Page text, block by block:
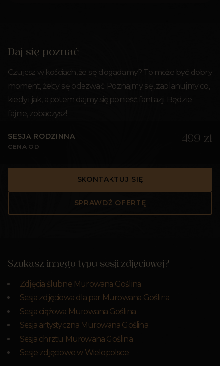
Daj się poznać
Czujesz w kościach, że się dogadamy? To może być dobry
moment, żeby się odezwać. Poznajmy się, zaplanujmy co,
kiedy i jak, a potem dajmy się ponieść fantazji. Będzie
fajnie, zobaczysz!
SESJA RODZINNA
CENA OD
499 zł
SKONTAKTUJ SIĘ
SPRAWDŹ OFERTĘ
Szukasz innego typu sesji zdjęciowej?
Zdjęcia ślubne Murowana Goślina
Sesja zdjęciowa dla par Murowana Goślina
Sesja ciążowa Murowana Goślina
Sesja artystyczna Murowana Goślina
Sesja chrztu Murowana Goślina
Sesje zdjęciowe w Wielopolsce